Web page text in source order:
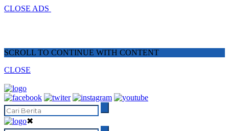
CLOSE ADS
SCROLL TO CONTINUE WITH CONTENT
CLOSE
✖